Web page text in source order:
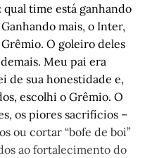
time está ganhando
mais, o Inter,
O goleiro deles
Meu pai era
de sua honestidade e,
escolhi o Grêmio. O
os piores sacrifícios –
ou cortar “bofe de boi”
ao fortalecimento do